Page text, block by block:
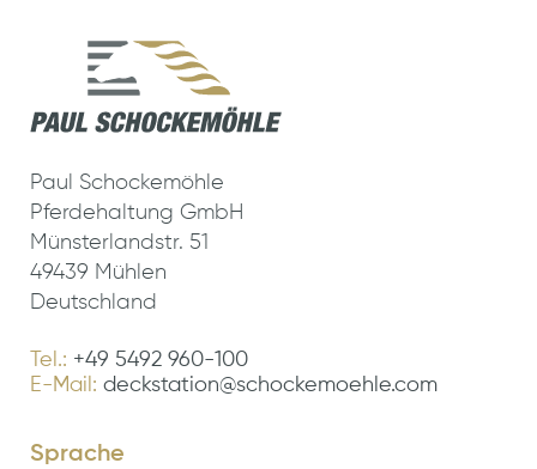
Paul Schockemöhle
Pferdehaltung GmbH
Münsterlandstr. 51
49439 Mühlen
Deutschland
Tel.: +49 5492 960-100
E-Mail: deckstation@schockemoehle.com
Sprache